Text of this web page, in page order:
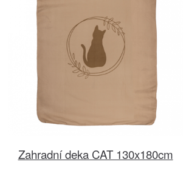
Zahradní deka CAT 130x180cm